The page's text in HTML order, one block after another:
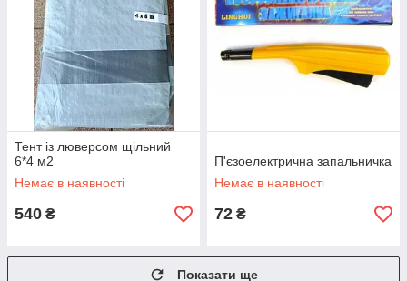
Тент із люверсом щільний
6*4 м2
Немає в наявності
540 ₴
П'єзоелектрична запальничка
Немає в наявності
72 ₴
Показати ще